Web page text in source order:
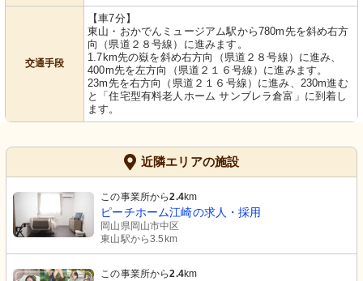
交通手段
【車7分】
東山・おかでんミュージアム駅から780m先を斜め右方
向（県道２８号線）に進みます。
1.7km先の嶽を斜め右方向（県道２８号線）に進み、
400m先を左方向（県道２１６号線）に進みます。
23m先を右方向（県道２１６号線）に進み、230m進む
と「住宅型有料老人ホーム サンブレラ倉富」に到着し
ます。
近隣エリアの施設
この事業所から2.4km
ピーチホーム江崎の求人・採用
岡山県岡山市中区
東山駅から3.5km
この事業所から2.4km